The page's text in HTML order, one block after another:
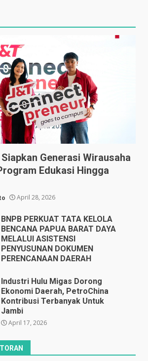
Generasi Wirausaha
Edukasi Hingga
April 28, 2026
BNPB PERKUAT TATA KELOLA
BENCANA PAPUA BARAT DAYA
MELALUI ASISTENSI
PENYUSUNAN DOKUMEN
PERENCANAAN DAERAH
Industri Hulu Migas Dorong
Ekonomi Daerah, PetroChina
Kontribusi Terbanyak Untuk
Jambi
April 17, 2026